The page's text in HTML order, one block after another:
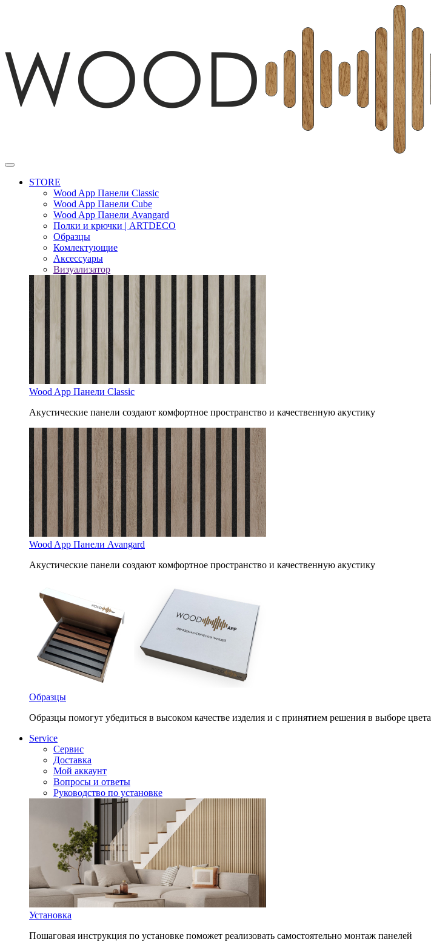
STORE
Wood App Панели Classic
Wood App Панели Cube
Wood App Панели Avangard
Полки и крючки | ARTDECO
Образцы
Комлектующие
Аксессуары
Визуализатор
Wood App Панели Classic
Акустические панели создают комфортное пространство и качественную акустику
Wood App Панели Avangard
Акустические панели создают комфортное пространство и качественную акустику
Образцы
Образцы помогут убедиться в высоком качестве изделия и с принятием решения в выборе цвета
Service
Сервис
Доставка
Мой аккаунт
Вопросы и ответы
Руководство по установке
Установка
Пошаговая инструкция по установке поможет реализовать самостоятельно монтаж панелей